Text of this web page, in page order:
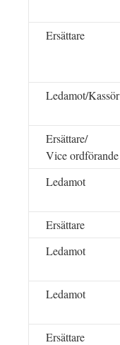
Ersättare
Ledamot/Kassör
Ersättare/
Vice ordförande
Ledamot
Ersättare
Ledamot
Ledamot
Ersättare